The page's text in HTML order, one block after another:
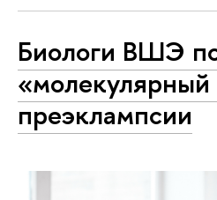
Биологи ВШЭ
«молекулярный
преэклампсии